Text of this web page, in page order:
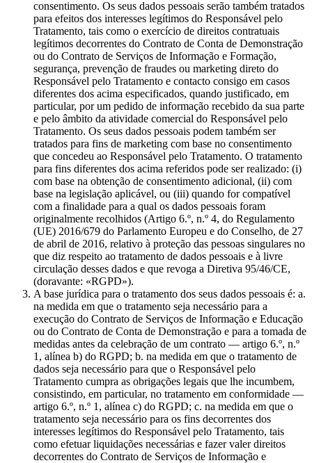
consentimento. Os seus dados pessoais serão também tratados
para efeitos dos interesses legítimos do Responsável pelo
Tratamento, tais como o exercício de direitos contratuais
legítimos decorrentes do Contrato de Conta de Demonstração
ou do Contrato de Serviços de Informação e Formação,
segurança, prevenção de fraudes ou marketing direto do
Responsável pelo Tratamento e contacto consigo em casos
diferentes dos acima especificados, quando justificado, em
particular, por um pedido de informação recebido da sua parte
e pelo âmbito da atividade comercial do Responsável pelo
Tratamento. Os seus dados pessoais podem também ser
tratados para fins de marketing com base no consentimento
que concedeu ao Responsável pelo Tratamento. O tratamento
para fins diferentes dos acima referidos pode ser realizado: (i)
com base na obtenção de consentimento adicional, (ii) com
base na legislação aplicável, ou (iii) quando for compatível
com a finalidade para a qual os dados pessoais foram
originalmente recolhidos (Artigo 6.º, n.º 4, do Regulamento
(UE) 2016/679 do Parlamento Europeu e do Conselho, de 27
de abril de 2016, relativo à proteção das pessoas singulares no
que diz respeito ao tratamento de dados pessoais e à livre
circulação desses dados e que revoga a Diretiva 95/46/CE,
(doravante: «RGPD»).
A base jurídica para o tratamento dos seus dados pessoais é: a.
na medida em que o tratamento seja necessário para a
execução do Contrato de Serviços de Informação e Educação
ou do Contrato de Conta de Demonstração e para a tomada de
medidas antes da celebração de um contrato — artigo 6.º, n.º
1, alínea b) do RGPD; b. na medida em que o tratamento de
dados seja necessário para que o Responsável pelo
Tratamento cumpra as obrigações legais que lhe incumbem,
consistindo, em particular, no tratamento em conformidade —
artigo 6.º, n.º 1, alínea c) do RGPD; c. na medida em que o
tratamento seja necessário para os fins decorrentes dos
interesses legítimos do Responsável pelo Tratamento, tais
como efetuar liquidações necessárias e fazer valer direitos
decorrentes do Contrato de Serviços de Informação e